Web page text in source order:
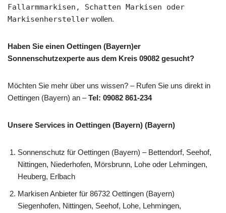
Fallarmmarkisen, Schatten Markisen oder
Markisenhersteller wollen.
Haben Sie einen Oettingen (Bayern)er
Sonnenschutzexperte aus dem Kreis 09082 gesucht?
Möchten Sie mehr über uns wissen? – Rufen Sie uns direkt in
Oettingen (Bayern) an –Tel: 09082 861-234
Unsere Services in Oettingen (Bayern) (Bayern)
Sonnenschutz für Oettingen (Bayern) – Bettendorf, Seehof,
Nittingen, Niederhofen, Mörsbrunn, Lohe oder Lehmingen,
Heuberg, Erlbach
Markisen Anbieter für 86732 Oettingen (Bayern)
Siegenhofen, Nittingen, Seehof, Lohe, Lehmingen,